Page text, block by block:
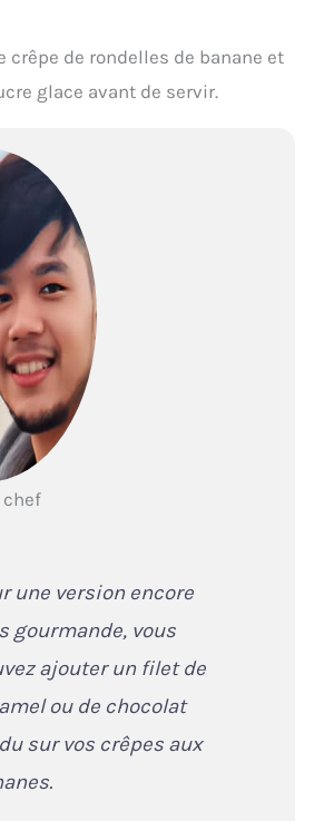
crêpe de rondelles de banane et
glace avant de servir.
chef
une version encore
gourmande, vous
ajouter un filet de
ou de chocolat
sur vos crêpes aux